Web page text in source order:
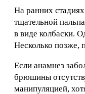
На ранних
тщательной
в виде колбаски.
Несколько позже,
Если анамнез
брюшины
манипуляцией,